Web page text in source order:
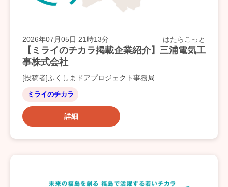
2026年07月05日 21時13分 はたらこっと
【ミライのチカラ掲載企業紹介】三浦電気工
事株式会社
[投稿者]ふくしまドアプロジェクト事務局
ミライのチカラ
詳細